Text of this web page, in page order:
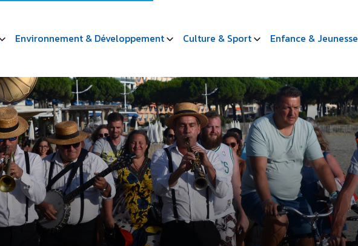
Environnement & Développement Culture & Sport Enfance & Jeunesse